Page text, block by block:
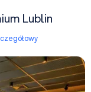
Lublin